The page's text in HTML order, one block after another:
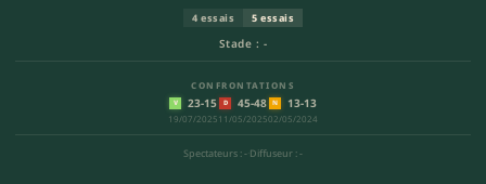
Stade : -
4 essais 5 essais
CONFRONTATIONS
V 23-15
19/07/2025
D 45-48
11/05/2025
N 13-13
02/05/2024
Spectateurs : - Diffuseur : -